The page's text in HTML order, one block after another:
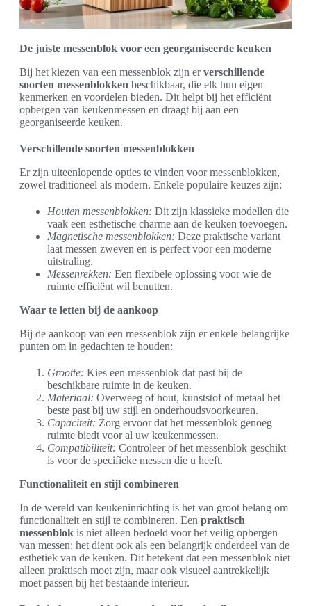
De juiste messenblok voor een georganiseerde keuken
Bij het kiezen van een messenblok zijn erverschillende
soorten messenblokken beschikbaar, die elk hun eigen
kenmerken en voordelen bieden. Dit helpt bij het efficiënt
opbergen van keukenmessen en draagt bij aan een
georganiseerde keuken.
Verschillende soorten messenblokken
Er zijn uiteenlopende opties te vinden voor messenblokken,
zowel traditioneel als modern. Enkele populaire keuzes zijn:
Houten messenblokken: Dit zijn klassieke modellen die
vaak een esthetische charme aan de keuken toevoegen.
Magnetische messenblokken: Deze praktische variant
laat messen zweven en is perfect voor een moderne
uitstraling.
Messenrekken: Een flexibele oplossing voor wie de
ruimte efficiënt wil benutten.
Waar te letten bij de aankoop
Bij de aankoop van een messenblok zijn er enkele belangrijke
punten om in gedachten te houden:
Grootte: Kies een messenblok dat past bij de
beschikbare ruimte in de keuken.
Materiaal: Overweeg of hout, kunststof of metaal het
beste past bij uw stijl en onderhoudsvoorkeuren.
Capaciteit: Zorg ervoor dat het messenblok genoeg
ruimte biedt voor al uw keukenmessen.
Compatibiliteit: Controleer of het messenblok geschikt
is voor de specifieke messen die u heeft.
Functionaliteit en stijl combineren
In de wereld van keukeninrichting is het van groot belang om
functionaliteit en stijl te combineren. Een praktisch
messenblok is niet alleen bedoeld voor het veilig opbergen
van messen; het dient ook als een belangrijk onderdeel van de
esthetiek van de keuken. Dit betekent dat een messenblok niet
alleen praktisch moet zijn, maar ook visueel aantrekkelijk
moet passen bij het bestaande interieur.